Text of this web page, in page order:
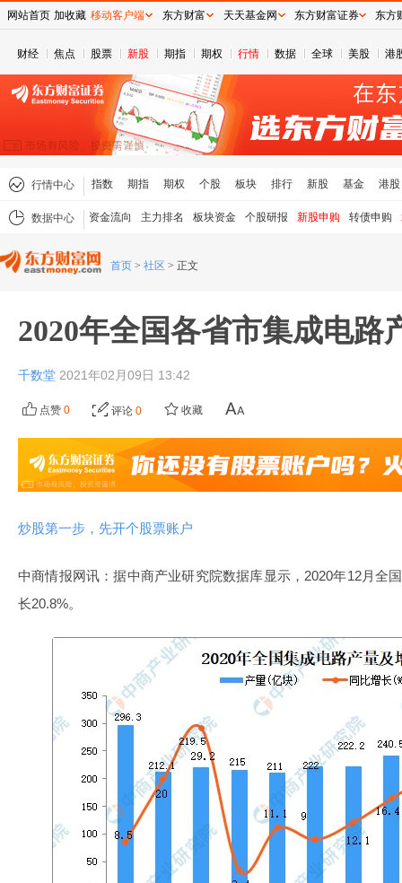
财经 焦点 股票 新股 期指 期权 行情 数据 全球 美股 港
行情中心 指数 期指 期权 个股 板块 排行 新股 基金 港股
数据中心 资金流向 主力排名 板块资金 个股研报 新股申购 转债申购
首页 > 社区 > 正文
2020年全国各省市集成电路
千数堂 2021年02月09日 13:42
点赞 0 评论 0 收藏
炒股第一步，先开个股票账户
中商情报网讯：据中商产业研究院数据库显示，2020年12月全
长20.8%。
网站首页 加收藏 移动客户端 东方财富 天天基金网 东方财富证券 东方